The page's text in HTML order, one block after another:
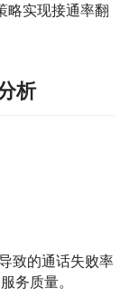
略实现接通率翻
析
致的通话失败率
务质量。